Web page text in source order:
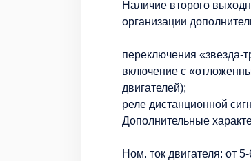
Наличие второго
организации
переключения «звезда-
включение с
двигателей);
реле дистанционной
Дополнительные
Ном. ток двигателя: от